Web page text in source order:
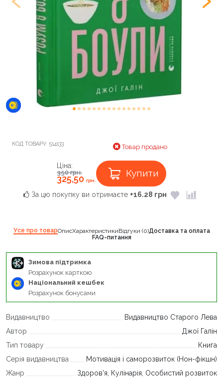
КОД ТОВАРУ: 514133 Товар продано
Ціна:
350грн.
325,50 грн.
Купити
За цю покупку ви отримаєте +16.28 грн
Усе про товарОписХарактеристикиВідгуки (0)Доставка та оплата
FAQ-питання
Зимова підтримка
Розрахунок карткою
Національний кешбек
Розрахунок бонусами
Видавництво
Видавництво Старого Лева
Автор
Джої Галін
Тип товару
Книга
Серія видавництва
Мотивація і саморозвиток (Нон-фікшн)
Жанр
Здоров'я, Кулінарія, Особистий розвиток